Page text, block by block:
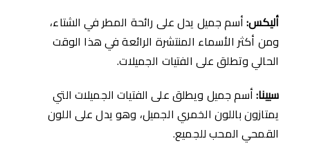
أليكس:أسم جميل يدل على رائحة المطر في الشتاء،
ومن أكثر الأسماء المنتشرة الرائعة في هذا الوقت
الحالي وتطلق على الفتيات الجميلات.
سيينا:أسم جميل ويطلق على الفتيات الجميلات التي
يمتازون باللون الخمري الجميل، وهو يدل على اللون
القمحي المحب للجميع.